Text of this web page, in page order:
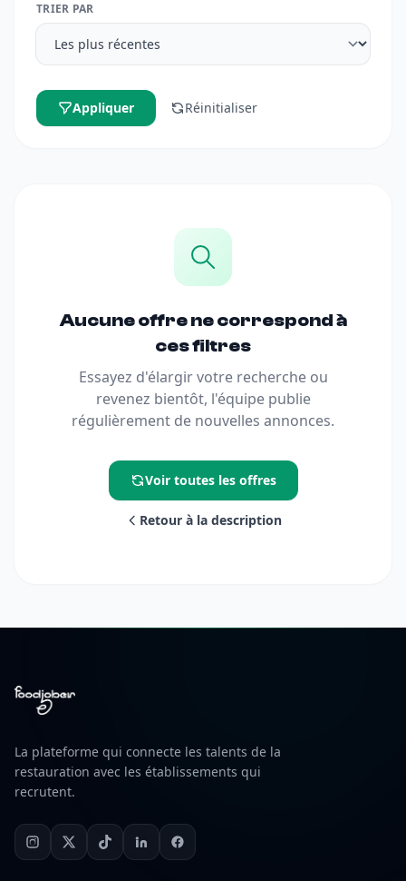
TRIER PAR
Appliquer Réinitialiser
Aucune offre ne correspond à
ces filtres
Essayez d'élargir votre recherche ou
revenez bientôt, l'équipe publie
régulièrement de nouvelles annonces.
Voir toutes les offres
Retour à la description
La plateforme qui connecte les talents de la
restauration avec les établissements qui
recrutent.